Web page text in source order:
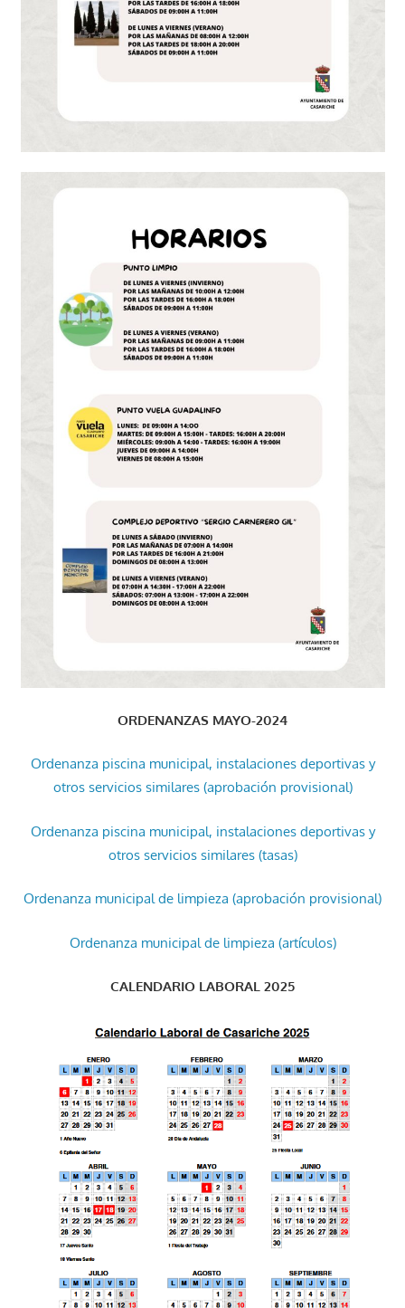
ORDENANZAS MAYO-2024
Ordenanza piscina municipal, instalaciones deportivas y
otros servicios similares (aprobación provisional)
Ordenanza piscina municipal, instalaciones deportivas y
otros servicios similares (tasas)
Ordenanza municipal de limpieza (aprobación provisional)
Ordenanza municipal de limpieza (artículos)
CALENDARIO LABORAL 2025